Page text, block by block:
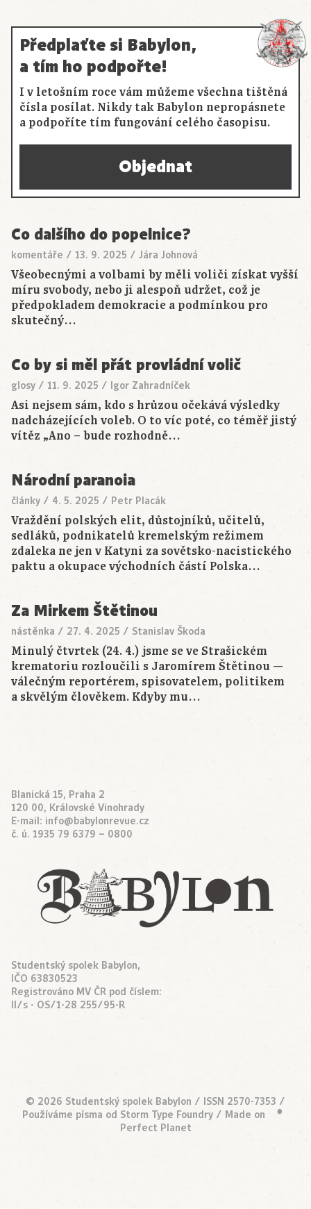
Předplaťte si Babylon,
a tím ho podpořte!
I v letošním roce vám můžeme všechna tištěná
čísla posílat. Nikdy tak Babylon nepropásnete
a podpoříte tím fungování celého časopisu.
Objednat
Co dalšího do popelnice?
komentáře / 13. 9. 2025 / Jára Johnová
Všeobecnými a volbami by měli voliči získat vyšší
míru svobody, nebo ji alespoň udržet, což je
předpokladem demokracie a podmínkou pro
skutečný…
Co by si měl přát provládní volič
glosy / 11. 9. 2025 / Igor Zahradníček
Asi nejsem sám, kdo s hrůzou očekává výsledky
nadcházejících voleb. O to víc poté, co téměř jistý
vítěz „Ano – bude rozhodně…
Národní paranoia
články / 4. 5. 2025 / Petr Placák
Vraždění polských elit, důstojníků, učitelů,
sedláků, podnikatelů kremelským režimem
zdaleka ne jen v Katyni za sovětsko-nacistického
paktu a okupace východních částí Polska…
Za Mirkem Štětinou
nástěnka / 27. 4. 2025 / Stanislav Škoda
Minulý čtvrtek (24. 4.) jsme se ve Strašickém
krematoriu rozloučili s Jaromírem Štětinou —
válečným reportérem, spisovatelem, politikem
a skvělým člověkem. Kdyby mu…
Blanická 15, Praha 2
120 00, Královské Vinohrady
E-mail: info@babylonrevue.cz
č. ú. 1935 79 6379 – 0800
Studentský spolek Babylon,
IČO 63830523
Registrováno MV ČR pod číslem:
II/s - OS/1-28 255/95-R
© 2026 Studentský spolek Babylon / ISSN 2570-7353 /
Používáme písma od Storm Type Foundry / Made on
Perfect Planet